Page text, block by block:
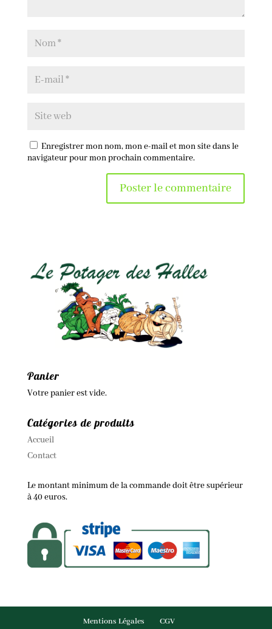
Enregistrer mon nom, mon e-mail et mon site dans le
navigateur pour mon prochain commentaire.
Panier
Votre panier est vide.
Catégories de produits
Accueil
Contact
Le montant minimum de la commande doit être supérieur
à 40 euros.
Mentions Légales CGV